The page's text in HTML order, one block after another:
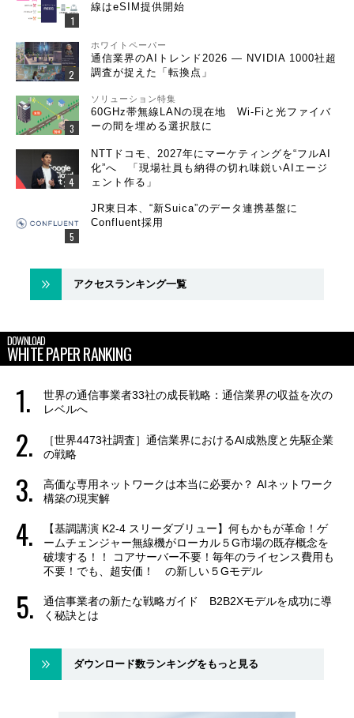
線はeSIM提供開始
ホワイトペーパー
通信業界のAIトレンド2026 ― NVIDIA 1000社超
調査が捉えた「転換点」
ソリューション特集
60GHz帯無線LANの現在地 Wi-Fiと光ファイバ
ーの間を埋める選択肢に
NTTドコモ、2027年にマーケティングを“フルAI
化”へ 「現場社員も納得の切れ味鋭いAIエージ
ェント作る」
JR東日本、“新Suica”のデータ連携基盤に
Confluent採用
アクセスランキング一覧
DOWNLOAD
WHITE PAPER RANKING
世界の通信事業者33社の成長戦略：通信業界の収益を次の
レベルへ
［世界4473社調査］通信業界におけるAI成熟度と先駆企業
の戦略
高価な専用ネットワークは本当に必要か？ AIネットワーク
構築の現実解
【基調講演 K2-4 スリーダブリュー】何もかもが革命！ゲ
ームチェンジャー無線機がローカル５G市場の既存概念を
破壊する！！ コアサーバー不要！毎年のライセンス費用も
不要！でも、超安価！ の新しい５Gモデル
通信事業者の新たな戦略ガイド B2B2Xモデルを成功に導
く秘訣とは
ダウンロード数ランキングをもっと見る